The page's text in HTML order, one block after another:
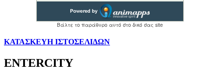
ΚΑΤΑΣΚΕΥΗ ΙΣΤΟΣΕΛΙΔΩΝ
ENTERCITY